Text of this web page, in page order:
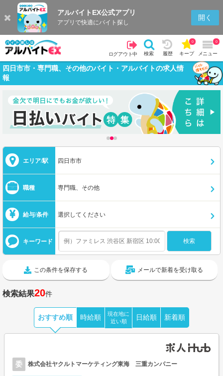
アルバイトEX公式アプリ
アプリで快適にバイト探し
開く
ログアウト中 検索 履歴 キープ
0
メニュー
0
四日市市・専門職、その他のバイト・アルバイトの求人情
報
エリア/駅 四日市市
職種 専門職、その他
給与/条件 選択してください
キーワード
この条件を保存する メールで新着を受け取る
検索結果20件
おすすめ順 時給順
現在地に
近い順
日給順 新着順
委 株式会社ヤクルトマーケティング東海 三重カンパニー